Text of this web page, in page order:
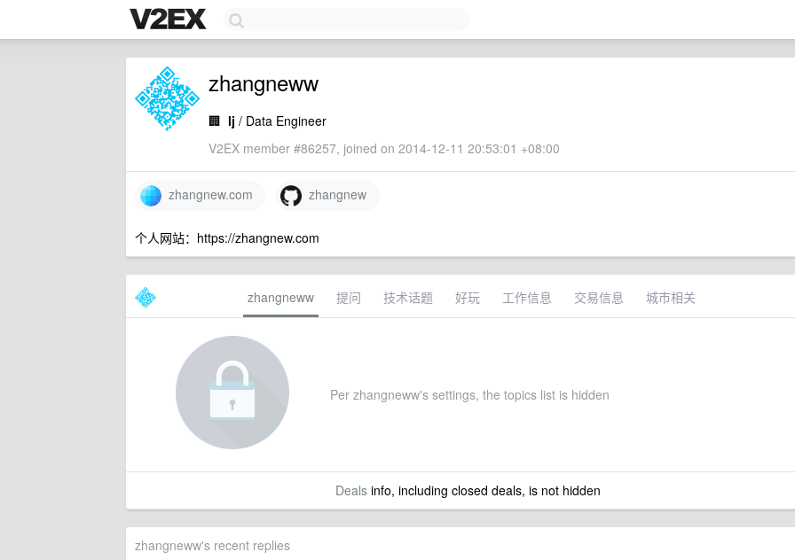
zhangneww
🏢 lj / Data Engineer
V2EX member #86257, joined on 2014-12-11 20:53:01 +08:00
zhangnew.com zhangnew
个人网站：https://zhangnew.com
zhangneww 提问 技术话题 好玩 工作信息 交易信息 城市相关
Per zhangneww's settings, the topics list is hidden
Dealsinfo, including closed deals, is not hidden
zhangneww's recent replies